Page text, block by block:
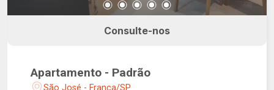
Consulte-nos
Apartamento - Padrão
São José - Franca/SP